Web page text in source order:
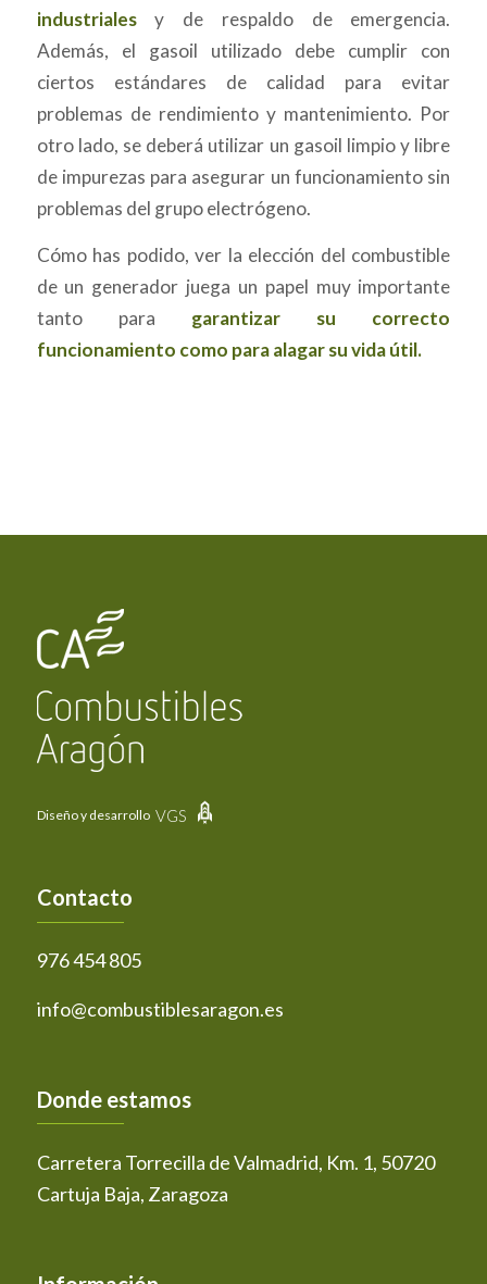
industrialesy de respaldo de emergencia.
Además, el gasoil utilizado debe cumplir con
ciertos estándares de calidad para evitar
problemas de rendimiento y mantenimiento. Por
otro lado, se deberá utilizar un gasoil limpio y libre
de impurezas para asegurar un funcionamiento sin
problemas del grupo electrógeno.
Cómo has podido, ver la elección del combustible
de un generador juega un papel muy importante
tanto para garantizar su correcto
funcionamiento como para alagar su vida útil.
Diseño y desarrollo VGS
Contacto
976 454 805
info@combustiblesaragon.es
Donde estamos
Carretera Torrecilla de Valmadrid, Km. 1, 50720
Cartuja Baja, Zaragoza